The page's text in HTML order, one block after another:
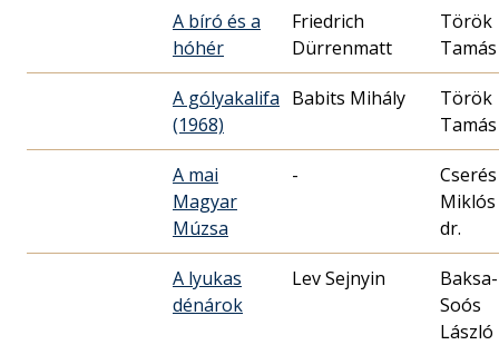
A bíró és a
hóhér
Friedrich
Dürrenmatt
Török
Tamás
A gólyakalifa
(1968)
Babits Mihály
Török
Tamás
A mai
Magyar
Múzsa
-
Cserés
Miklós
dr.
A lyukas
dénárok
Lev Sejnyin
Baksa-
Soós
László